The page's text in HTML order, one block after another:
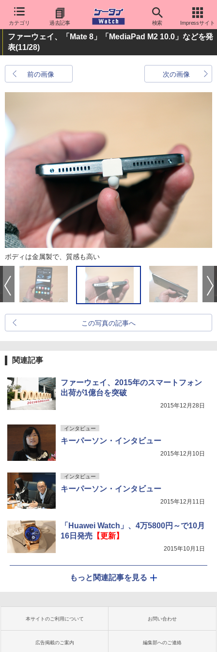
カテゴリ 過去記事 検索 Impressサイト
ファーウェイ、「Mate 8」「MediaPad M2 10.0」などを発
表(11/28)
前の画像 次の画像
ボディは金属製で、質感も高い
この写真の記事へ
関連記事
ファーウェイ、2015年のスマートフォン
出荷が1億台を突破
2015年12月28日
インタビュー
キーパーソン・インタビュー
2015年12月10日
インタビュー
キーパーソン・インタビュー
2015年12月11日
「Huawei Watch」、4万5800円～で10月
16日発売【更新】
2015年10月1日
もっと関連記事を見る
本サイトのご利用について お問い合わせ
広告掲載のご案内 編集部へのご連絡